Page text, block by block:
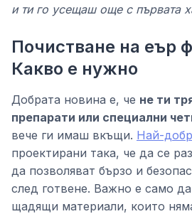
и ти го усещаш още с първата
Почистване на еър
Какво е нужно
Добрата новина е, че не ти
препарати или специални
вече ги имаш вкъщи. Най-
проектирани така, че да се
да позволяват бързо и
след готвене. Важно е само
щадящи материали, които